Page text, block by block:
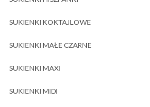
SUKIENKI KOKTAJLOWE
SUKIENKI MAŁE CZARNE
SUKIENKI MAXI
SUKIENKI MIDI